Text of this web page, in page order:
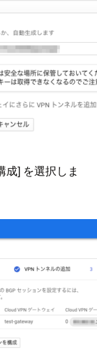
] を選択しま